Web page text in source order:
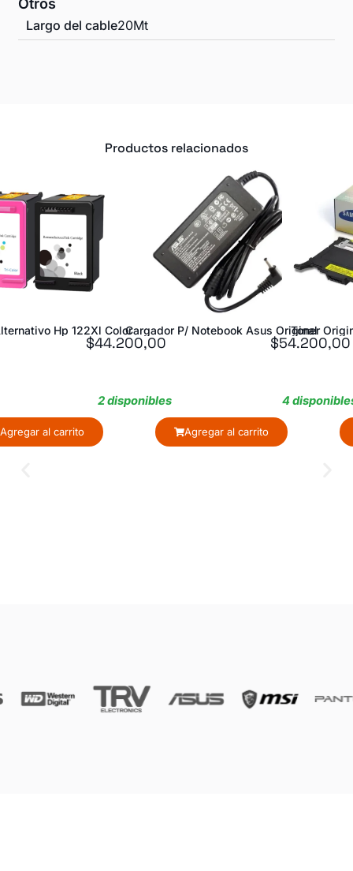
Otros
Largo del cable20Mt
Productos relacionados
ColorCargador P/ Notebook Asus Original
44.200,00
2 disponibles
Agregar al carrito
Toner Original
54.200,00
4 disponibles
Agregar